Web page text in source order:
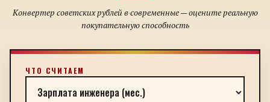
Конвертер советских рублей в современные — оцените реальную
покупательную способность
ЧТО СЧИТАЕМ